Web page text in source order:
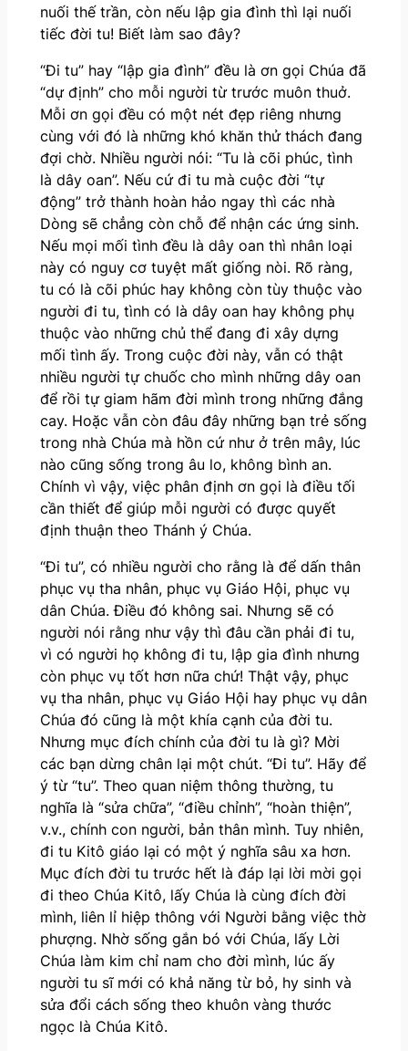
nuối thế trần, còn nếu lập gia đình thì lại nuối
tiếc đời tu! Biết làm sao đây?
“Đi tu” hay “lập gia đình” đều là ơn gọi Chúa đã
“dự định” cho mỗi người từ trước muôn thuở.
Mỗi ơn gọi đều có một nét đẹp riêng nhưng
cùng với đó là những khó khăn thử thách đang
đợi chờ. Nhiều người nói: “Tu là cõi phúc, tình
là dây oan”. Nếu cứ đi tu mà cuộc đời “tự
động” trở thành hoàn hảo ngay thì các nhà
Dòng sẽ chẳng còn chỗ để nhận các ứng sinh.
Nếu mọi mối tình đều là dây oan thì nhân loại
này có nguy cơ tuyệt mất giống nòi. Rõ ràng,
tu có là cõi phúc hay không còn tùy thuộc vào
người đi tu, tình có là dây oan hay không phụ
thuộc vào những chủ thể đang đi xây dựng
mối tình ấy. Trong cuộc đời này, vẫn có thật
nhiều người tự chuốc cho mình những dây oan
để rồi tự giam hãm đời mình trong những đắng
cay. Hoặc vẫn còn đâu đây những bạn trẻ sống
trong nhà Chúa mà hồn cứ như ở trên mây, lúc
nào cũng sống trong âu lo, không bình an.
Chính vì vậy, việc phân định ơn gọi là điều tối
cần thiết để giúp mỗi người có được quyết
định thuận theo Thánh ý Chúa.
“Đi tu”, có nhiều người cho rằng là để dấn thân
phục vụ tha nhân, phục vụ Giáo Hội, phục vụ
dân Chúa. Điều đó không sai. Nhưng sẽ có
người nói rằng như vậy thì đâu cần phải đi tu,
vì có người họ không đi tu, lập gia đình nhưng
còn phục vụ tốt hơn nữa chứ! Thật vậy, phục
vụ tha nhân, phục vụ Giáo Hội hay phục vụ dân
Chúa đó cũng là một khía cạnh của đời tu.
Nhưng mục đích chính của đời tu là gì? Mời
các bạn dừng chân lại một chút. “Đi tu”. Hãy để
ý từ “tu”. Theo quan niệm thông thường, tu
nghĩa là “sửa chữa”, “điều chỉnh”, “hoàn thiện”,
v.v., chính con người, bản thân mình. Tuy nhiên,
đi tu Kitô giáo lại có một ý nghĩa sâu xa hơn.
Mục đích đời tu trước hết là đáp lại lời mời gọi
đi theo Chúa Kitô, lấy Chúa là cùng đích đời
mình, liên lỉ hiệp thông với Người bằng việc thờ
phượng. Nhờ sống gắn bó với Chúa, lấy Lời
Chúa làm kim chỉ nam cho đời mình, lúc ấy
người tu sĩ mới có khả năng từ bỏ, hy sinh và
sửa đổi cách sống theo khuôn vàng thước
ngọc là Chúa Kitô.